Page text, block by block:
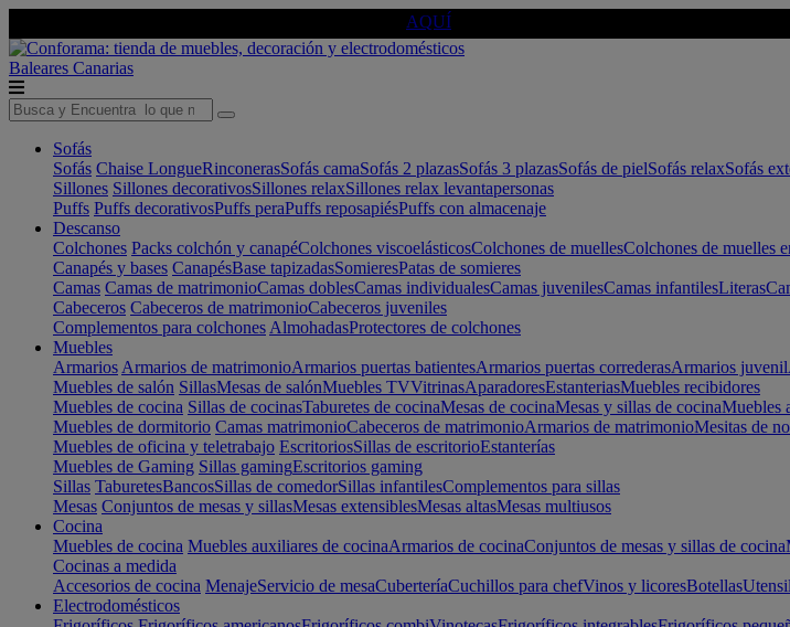
AQUÍ
Baleares Canarias
Sofás
Sofás Chaise LongueRinconerasSofás camaSofás 2 plazasSofás 3 plazasSofás de pielSofás relaxSofás
Sillones Sillones decorativosSillones relaxSillones relax levantapersonas
Puffs Puffs decorativosPuffs peraPuffs reposapiésPuffs con almacenaje
Descanso
Colchones Packs colchón y canapéColchones viscoelásticosColchones de muellesColchones de muelles
Canapés y bases CanapésBase tapizadasSomieresPatas de somieres
Camas Camas de matrimonioCamas doblesCamas individualesCamas juvenilesCamas infantilesLiteras
Cabeceros Cabeceros de matrimonioCabeceros juveniles
Complementos para colchones AlmohadasProtectores de colchones
Muebles
Armarios Armarios de matrimonioArmarios puertas batientesArmarios puertas correderasArmarios juvenil
Muebles de salón SillasMesas de salónMuebles TVVitrinasAparadoresEstanteriasMuebles recibidores
Muebles de cocina Sillas de cocinasTaburetes de cocinaMesas de cocinaMesas y sillas de cocinaMuebles
Muebles de dormitorio Camas matrimonioCabeceros de matrimonioArmarios de matrimonioMesitas de
Muebles de oficina y teletrabajo EscritoriosSillas de escritorioEstanterías
Muebles de Gaming Sillas gamingEscritorios gaming
Sillas TaburetesBancosSillas de comedorSillas infantilesComplementos para sillas
Mesas Conjuntos de mesas y sillasMesas extensiblesMesas altasMesas multiusos
Cocina
Muebles de cocina Muebles auxiliares de cocinaArmarios de cocinaConjuntos de mesas y sillas de cocina
Cocinas a medida
Accesorios de cocina MenajeServicio de mesaCuberteríaCuchillos para chefVinos y licoresBotellas
Electrodomésticos